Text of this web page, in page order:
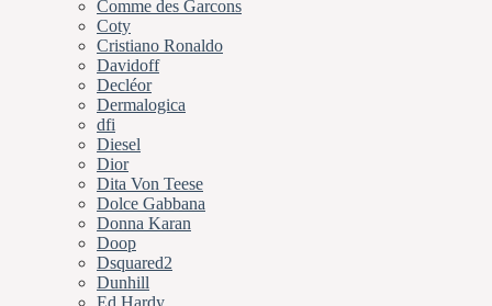
Comme des Garcons
Coty
Cristiano Ronaldo
Davidoff
Decléor
Dermalogica
dfi
Diesel
Dior
Dita Von Teese
Dolce Gabbana
Donna Karan
Doop
Dsquared2
Dunhill
Ed Hardy